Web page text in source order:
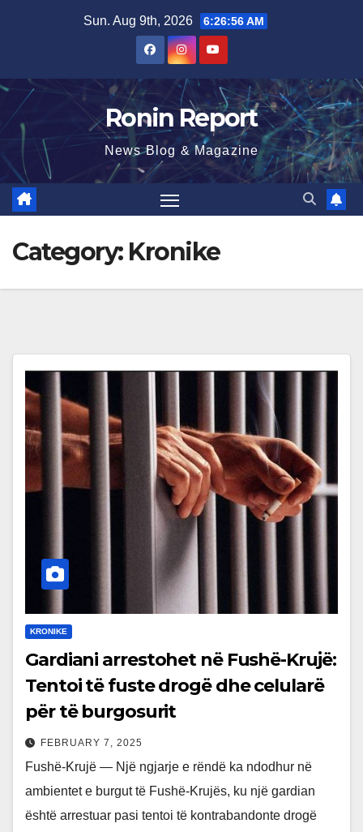
Sun. Aug 9th, 2026 6:26:58 AM
Ronin Report
News Blog & Magazine
Category: Kronike
KRONIKE
Gardiani arrestohet në Fushë-Krujë:
Tentoi të fuste drogë dhe celularë
për të burgosurit
FEBRUARY 7, 2025
Fushë-Krujë — Një ngjarje e rëndë ka ndodhur në
ambientet e burgut të Fushë-Krujës, ku një gardian
është arrestuar pasi tentoi të kontrabandonte drogë